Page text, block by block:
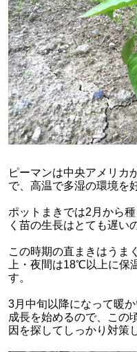
ピーマンは中央アメリカ
で、高温で多湿の環境を
ポットまきでは2月から
く苗の生長はとても遅い
この時期の直まきはうま
上・夜間は18℃以上に保
す。
3月中旬以降になって暖
成長を始めるので、この
因を探してしっかり対策